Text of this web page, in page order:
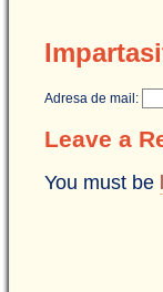
Adresa de mail:
Leave a
You must be